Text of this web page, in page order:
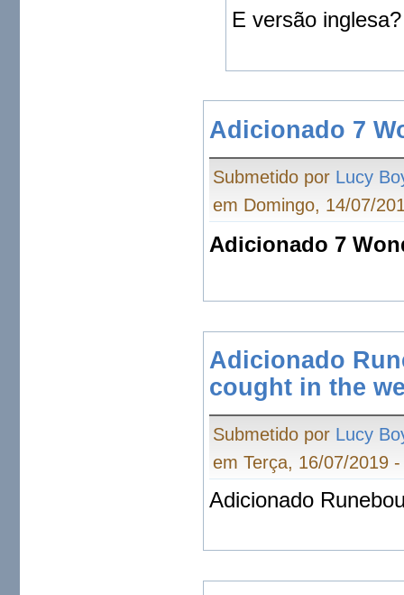
E versão inglesa?
Adicionado 7
Submetido por Lucy
em Domingo, 14/07/
Adicionado 7
Adicionado
cought in the
Submetido por Lucy
em Terça, 16/07/2019
Adicionado